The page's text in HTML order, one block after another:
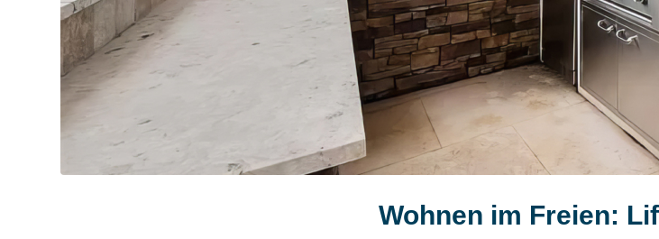
Wohnen im Freien: